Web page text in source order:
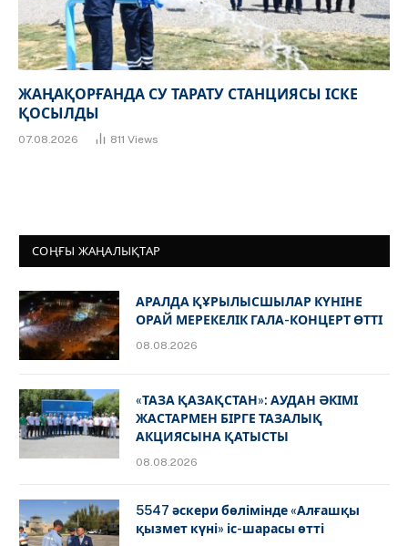
ЖАҢАҚОРҒАНДА СУ ТАРАТУ СТАНЦИЯСЫ ІСКЕ
ҚОСЫЛДЫ
07.08.2026 811 Views
СОҢҒЫ ЖАҢАЛЫҚТАР
АРАЛДА ҚҰРЫЛЫСШЫЛАР КҮНІНЕ
ОРАЙ МЕРЕКЕЛІК ГАЛА-КОНЦЕРТ ӨТТІ
08.08.2026
«ТАЗА ҚАЗАҚСТАН»: АУДАН ӘКІМІ
ЖАСТАРМЕН БІРГЕ ТАЗАЛЫҚ
АКЦИЯСЫНА ҚАТЫСТЫ
08.08.2026
5547 әскери бөлімінде «Алғашқы
қызмет күні» іс-шарасы өтті